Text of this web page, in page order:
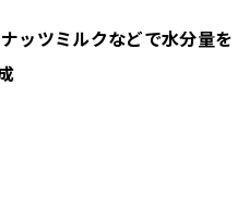
ッツミルクなどで水分量を